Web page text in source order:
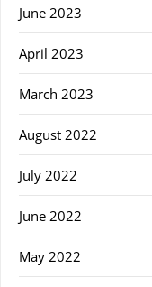
June 2023
April 2023
March 2023
August 2022
July 2022
June 2022
May 2022